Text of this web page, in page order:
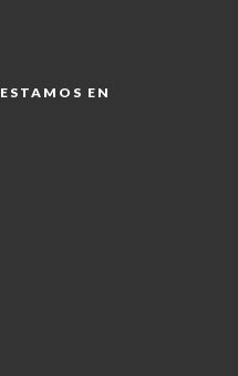
ESTAMOS EN